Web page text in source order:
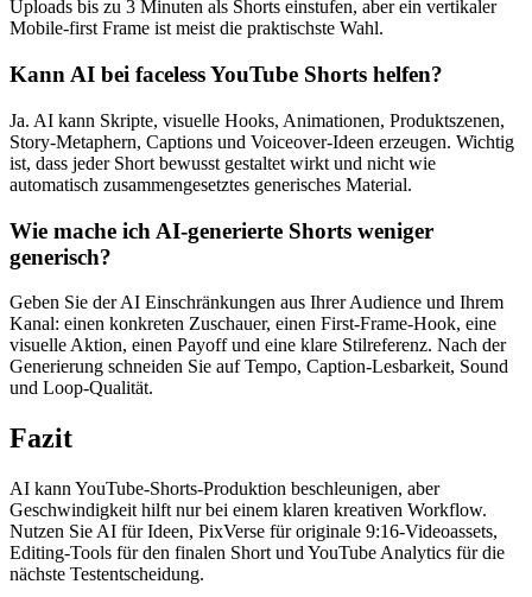
Uploads bis zu 3 Minuten als Shorts einstufen, aber ein vertikaler
Mobile-first Frame ist meist die praktischste Wahl.
Kann AI bei faceless YouTube Shorts helfen?
Ja. AI kann Skripte, visuelle Hooks, Animationen, Produktszenen,
Story-Metaphern, Captions und Voiceover-Ideen erzeugen. Wichtig
ist, dass jeder Short bewusst gestaltet wirkt und nicht wie
automatisch zusammengesetztes generisches Material.
Wie mache ich AI-generierte Shorts weniger
generisch?
Geben Sie der AI Einschränkungen aus Ihrer Audience und Ihrem
Kanal: einen konkreten Zuschauer, einen First-Frame-Hook, eine
visuelle Aktion, einen Payoff und eine klare Stilreferenz. Nach der
Generierung schneiden Sie auf Tempo, Caption-Lesbarkeit, Sound
und Loop-Qualität.
Fazit
AI kann YouTube-Shorts-Produktion beschleunigen, aber
Geschwindigkeit hilft nur bei einem klaren kreativen Workflow.
Nutzen Sie AI für Ideen, PixVerse für originale 9:16-Videoassets,
Editing-Tools für den finalen Short und YouTube Analytics für die
nächste Testentscheidung.